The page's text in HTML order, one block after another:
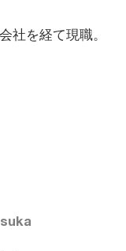
社を経て現職。